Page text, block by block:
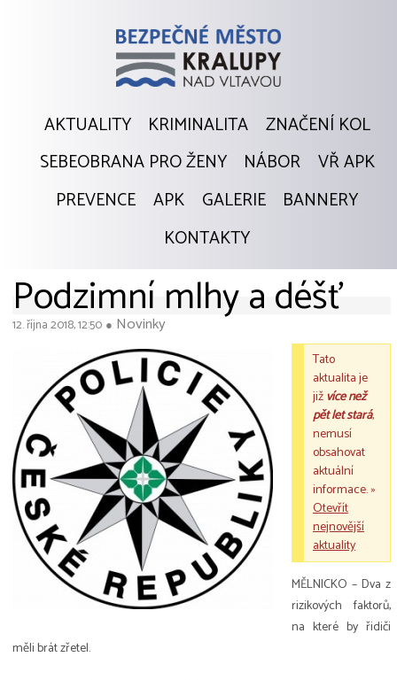
AKTUALITY KRIMINALITA
ZNAČENÍ KOL
SEBEOBRANA PRO ŽENY
NÁBOR
VŘ APK
PREVENCE
APK GALERIE
BANNERY
KONTAKTY
Podzimní mlhy a déšť
12. října 2018, 12:50 ● Novinky
Tato
aktualita je
jižvíce než
pět let stará,
nemusí
obsahovat
aktuální
informace. »
Otevřít
nejnovější
aktuality
MĚLNICKO – Dva z
rizikových faktorů,
na které by řidiči
měli brát zřetel.